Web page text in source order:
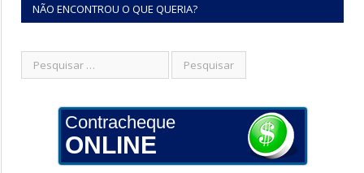
NÃO ENCONTROU O QUE QUERIA?
Contracheque
ONLINE